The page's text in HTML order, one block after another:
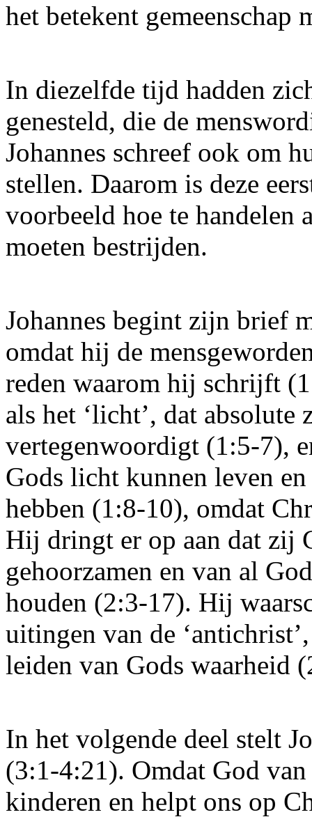
het betekent gemeenschap
In diezelfde tijd hadden
genesteld, die de
Johannes schreef ook om
stellen. Daarom is deze
voorbeeld hoe te handelen
moeten bestrijden.
Johannes begint zijn brief
omdat hij de
reden waarom hij schrijft
als het ‘licht’, dat
vertegenwoordigt (1:5-7),
Gods licht kunnen leven
hebben (1:8-10), omdat
Hij dringt er op aan dat zij
gehoorzamen en van al
houden (2:3-17). Hij
uitingen van de
leiden van Gods waarheid
In het volgende deel stelt
(3:1-4:21). Omdat God
kinderen en helpt ons op